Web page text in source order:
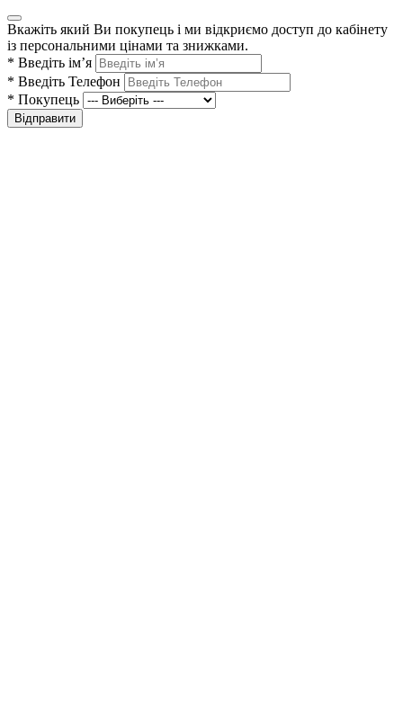
Вкажіть який Ви покупець і ми відкриємо доступ до кабінету
із персональними цінами та знижками.
* Введіть ім’я
* Введіть Телефон
* Покупець
Відправити